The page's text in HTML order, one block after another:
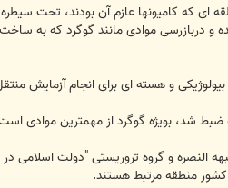
ای که کامیونها عازم آن بودند، تحت
موادی مانند گوگرد که به
بیولوژیکی و هسته ای برای انجام آزمایش
ضبط شد، بویژه گوگرد از مهمترین
النصره و گروه تروریستی "دولت
کشور منطقه مرتبط هستند.